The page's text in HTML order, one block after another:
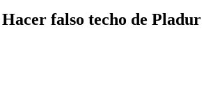
falso techo de Pladur